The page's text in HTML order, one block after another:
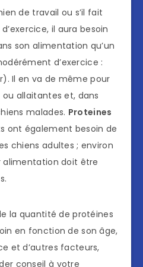
de travail ou s’il fait
il aura besoin
son alimentation qu’un
d’exercice :
Il en va de même pour
allaitantes et, dans
malades. Proteines
ont également besoin de
chiens adultes ; environ
alimentation doit être
la quantité de protéines
en fonction de son âge,
et d’autres facteurs,
conseil à votre